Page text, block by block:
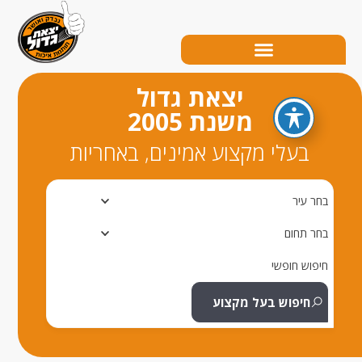
יצאת גדול
משנת 2005
בעלי מקצוע אמינים, באחריות
תחום
חופשי
חיפוש בעל מקצוע